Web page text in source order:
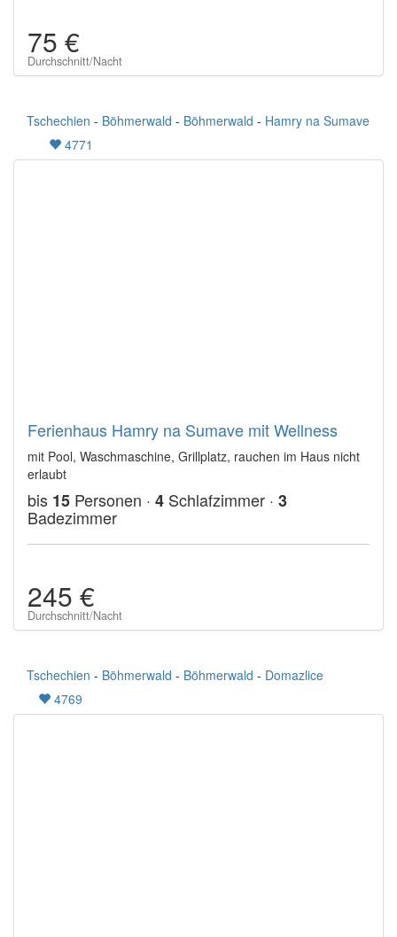
75 €
Durchschnitt/Nacht
Tschechien - Böhmerwald - Böhmerwald - Hamry na Sumave
4771
Ferienhaus Hamry na Sumave mit Wellness
mit Pool, Waschmaschine, Grillplatz, rauchen im Haus nicht
erlaubt
bis 15 Personen · 4 Schlafzimmer · 3
Badezimmer
245 €
Durchschnitt/Nacht
Tschechien - Böhmerwald - Böhmerwald - Domazlice
4769